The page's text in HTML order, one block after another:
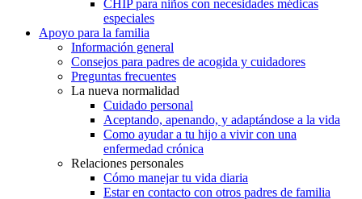
CHIP para niños con necesidades médicas
especiales
Apoyo para la familia
Información general
Consejos para padres de acogida y cuidadores
Preguntas frecuentes
La nueva normalidad
Cuidado personal
Aceptando, apenando, y adaptándose a la vida
Como ayudar a tu hijo a vivir con una
enfermedad crónica
Relaciones personales
Cómo manejar tu vida diaria
Estar en contacto con otros padres de familia